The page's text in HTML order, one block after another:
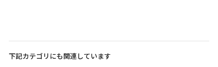
下記カテゴリにも関連しています